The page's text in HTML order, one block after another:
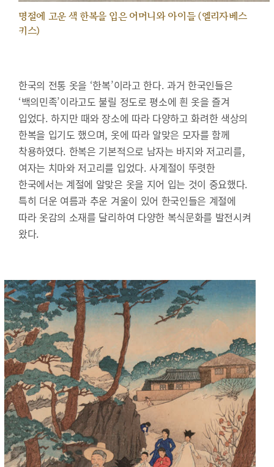
명절에 고운 색 한복을 입은 어머니와 아이들 (엘리자베스
키스)
한국의 전통 옷을 ‘한복’이라고 한다. 과거 한국인들은
‘백의민족’이라고도 불릴 정도로 평소에 흰 옷을 즐겨
입었다. 하지만 때와 장소에 따라 다양하고 화려한 색상의
한복을 입기도 했으며, 옷에 따라 알맞은 모자를 함께
착용하였다. 한복은 기본적으로 남자는 바지와 저고리를,
여자는 치마와 저고리를 입었다. 사계절이 뚜렷한
한국에서는 계절에 알맞은 옷을 지어 입는 것이 중요했다.
특히 더운 여름과 추운 겨울이 있어 한국인들은 계절에
따라 옷감의 소재를 달리하여 다양한 복식문화를 발전시켜
왔다.